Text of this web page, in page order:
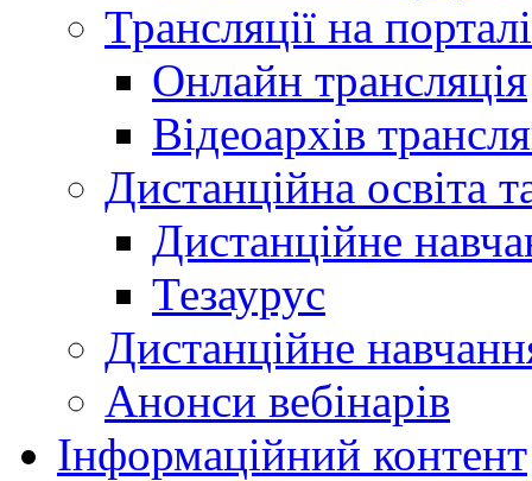
Трансляції на порталі
Онлайн трансляція
Відеоархів
Дистанційна освіта
Дистанційне
Тезаурус
Дистанційне
Анонси вебінарів
Інформаційний контент